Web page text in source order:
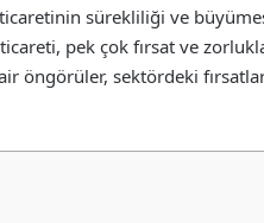
sürekliliği ve
pek çok fırsat ve
öngörüler, sektördeki